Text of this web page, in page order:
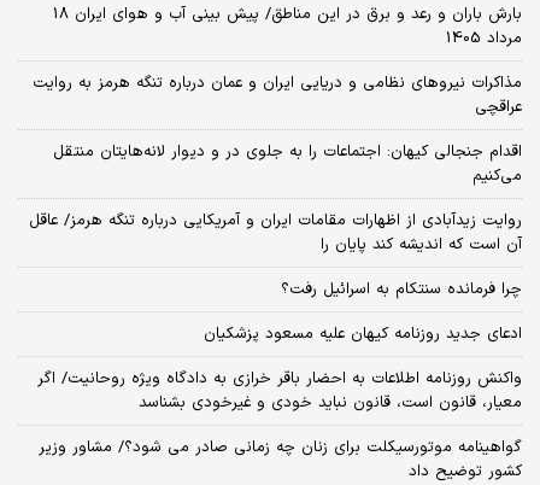
بارش باران و رعد و برق در این مناطق/ پیش بینی آب و هوای ایران 18
مرداد 1405
مذاکرات نیروهای نظامی و دریایی ایران و عمان درباره تنگه هرمز به روایت
عراقچی
اقدام جنجالی کیهان: اجتماعات را به جلوی در و دیوار لانه‌هایتان منتقل
می‌کنیم
روایت زیدآبادی از اظهارات مقامات ایران و آمریکایی درباره تنگه هرمز/ عاقل
آن است که اندیشه کند پایان را
چرا فرمانده سنتکام به اسرائیل رفت؟
ادعای جدید روزنامه کیهان علیه مسعود پزشکیان
واکنش روزنامه اطلاعات به احضار باقر خرازی به دادگاه ویژه روحانیت/ اگر
معیار، قانون است، قانون نباید خودی و غیرخودی بشناسد
گواهینامه موتورسیکلت برای زنان چه زمانی صادر می شود؟/ مشاور وزیر
کشور توضیح داد